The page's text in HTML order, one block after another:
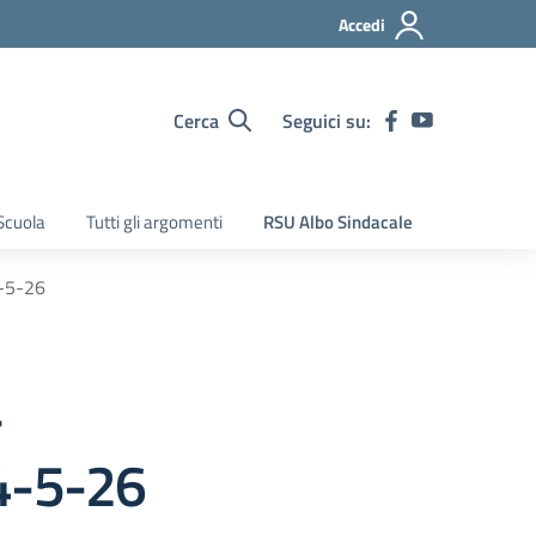
Accedi
Cerca Seguici su:
Tutti gli argomenti RSU Albo Sindacale
5-26
5-26